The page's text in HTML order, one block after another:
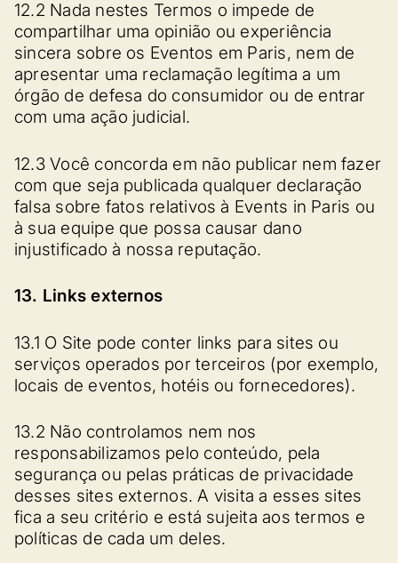
12.2 Nada nestes Termos o impede de
compartilhar uma opinião ou experiência
sincera sobre os Eventos em Paris, nem de
apresentar uma reclamação legítima a um
órgão de defesa do consumidor ou de entrar
com uma ação judicial.
12.3 Você concorda em não publicar nem fazer
com que seja publicada qualquer declaração
falsa sobre fatos relativos à Events in Paris ou
à sua equipe que possa causar dano
injustificado à nossa reputação.
13. Links externos
13.1 O Site pode conter links para sites ou
serviços operados por terceiros (por exemplo,
locais de eventos, hotéis ou fornecedores).
13.2 Não controlamos nem nos
responsabilizamos pelo conteúdo, pela
segurança ou pelas práticas de privacidade
desses sites externos. A visita a esses sites
fica a seu critério e está sujeita aos termos e
políticas de cada um deles.